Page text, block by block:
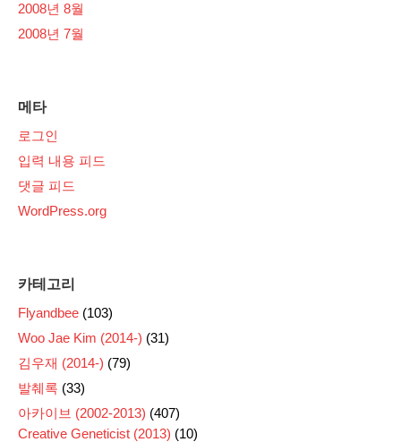
2008년 8월
2008년 7월
메타
로그인
입력 내용 피드
댓글 피드
WordPress.org
카테고리
Flyandbee (103)
Woo Jae Kim (2014-) (31)
김우재 (2014-) (79)
발췌록 (33)
아카이브 (2002-2013) (407)
Creative Geneticist (2013) (10)